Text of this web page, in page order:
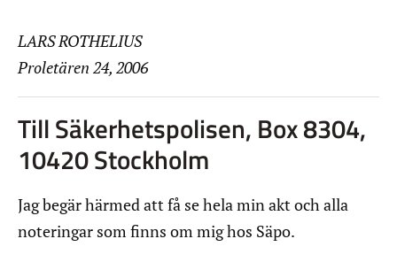
LARS ROTHELIUS
Proletären 24, 2006
Till Säkerhetspolisen, Box 8304,
10420 Stockholm
Jag begär härmed att få se hela min akt och alla
noteringar som finns om mig hos Säpo.